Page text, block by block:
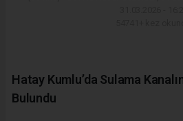
Hatay Kumlu’da Sulama
Bulundu